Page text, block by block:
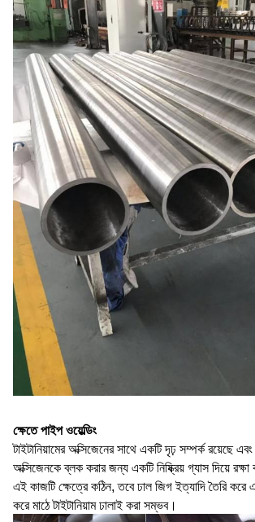
ক্ষেতে পাইপ ওয়েল্ডিং
টাইটানিয়ামের অক্সিজেনের সাথে একটি দৃঢ় সম্পর্ক রয়েছে
অক্সিজেনকে ব্লক করার জন্য একটি নিষ্ক্রিয় গ্যাস দিয়ে
এই কাজটি ক্ষেত্রে কঠিন, তবে ঢাল জিগ ইত্যাদি তৈরি করে
করে মাঠে টাইটানিয়াম ঢালাই করা সম্ভব।